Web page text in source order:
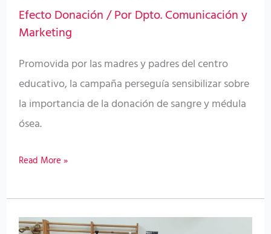
Efecto Donación/ PorDpto. Comunicación y
Marketing
Promovida por las madres y padres del centro
educativo, la campaña perseguía sensibilizar sobre
la importancia de la donación de sangre y médula
ósea.
donación
de
sangre
y
médula
Read More »
El